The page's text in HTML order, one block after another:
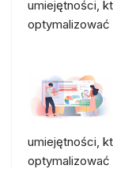
umiejętności,
umiejętności,